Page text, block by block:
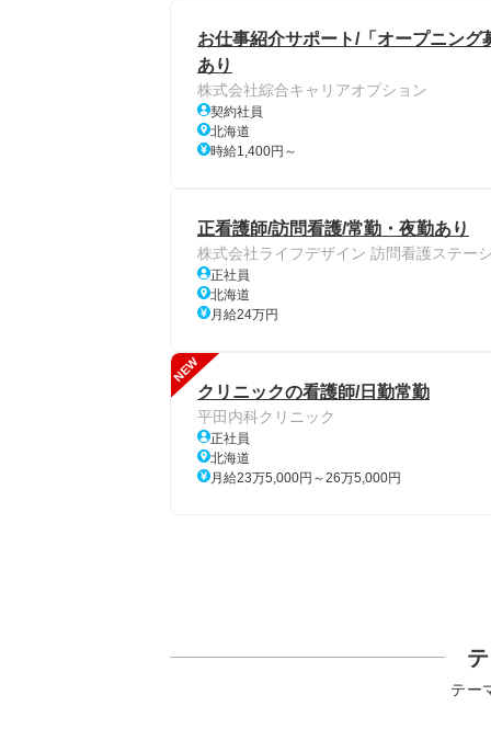
お仕事紹介サポート/「オープニン
あり
株式会社綜合キャリアオプション
契約社員
北海道
時給1,400円～
正看護師/訪問看護/常勤・夜勤あり
株式会社ライフデザイン 訪問看護ステー
正社員
北海道
月給24万円
NEW
クリニックの看護師/日勤常勤
平田内科クリニック
正社員
北海道
月給23万5,000円～26万5,000円
テー